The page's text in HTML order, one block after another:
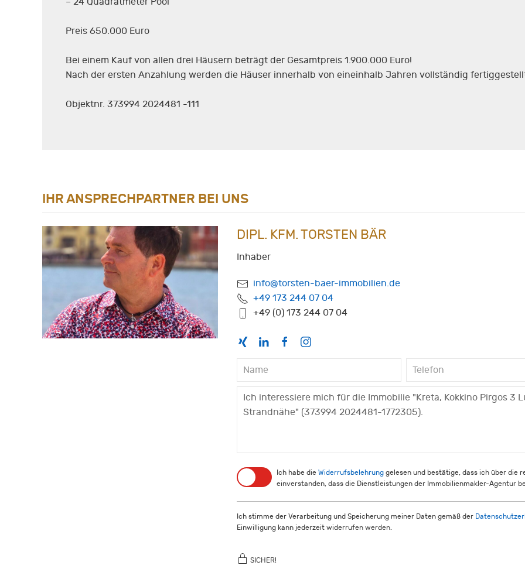
Preis 650.000 Euro
Bei einem Kauf von allen drei Häusern beträgt der Gesamtpreis 1.900.000 Euro!
Nach der ersten Anzahlung werden die Häuser innerhalb von eineinhalb Jahren vollständig
Objektnr. 373994 2024481 -111
IHR ANSPRECHPARTNER BEI UNS
DIPL. KFM. TORSTEN BÄR
Inhaber
info@torsten-baer-immobilien.de
+49 173 244 07 04
+49 (0) 173 244 07 04
Ich habe die Widerrufsbelehrung gelesen und bestätige, dass ich über die
einverstanden, dass die Dienstleistungen der Immobilienmakler-Agentur
Ich stimme der Verarbeitung und Speicherung meiner Daten gemäß der
Einwilligung kann jederzeit widerrufen werden.
SICHER!